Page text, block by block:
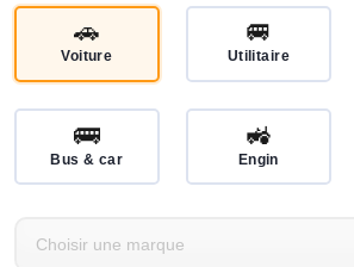
🚗
Voiture
🚐
Utilitaire
🚌
Bus & car
🚜
Engin